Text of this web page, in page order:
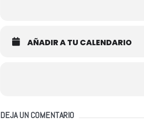
AÑADIR A TU CALENDARIO
DEJA UN COMENTARIO